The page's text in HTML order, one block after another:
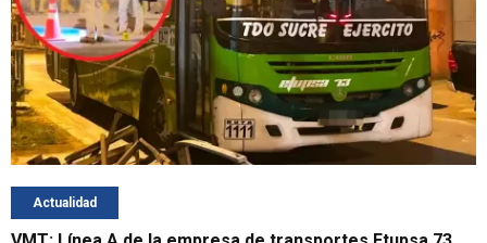
Actualidad